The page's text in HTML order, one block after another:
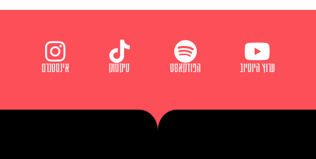
ערוץ היוטיוב הפודקאסט טיקטוק אינסטגרם